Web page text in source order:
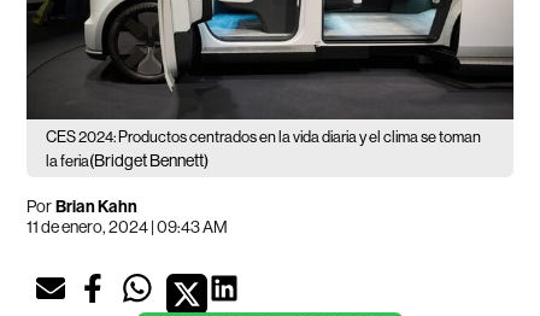
CES 2024: Productos centrados en la vida diaria y el clima se toman
la feria(Bridget Bennett)
PorBrian Kahn
11 de enero, 2024 | 09:43 AM